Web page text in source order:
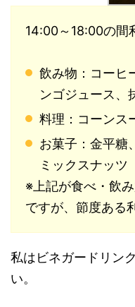
14:00～18:00の間
飲み物：コーヒ
ンゴジュース、
料理：コーンス
お菓子：金平糖
ミックスナッツ
※上記が食べ・飲
ですが、節度ある
私はビネガードリン
い。